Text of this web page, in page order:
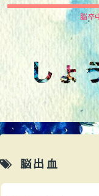
脳卒
脳出血